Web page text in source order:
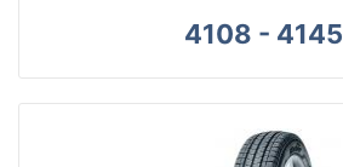
4108 - 4145